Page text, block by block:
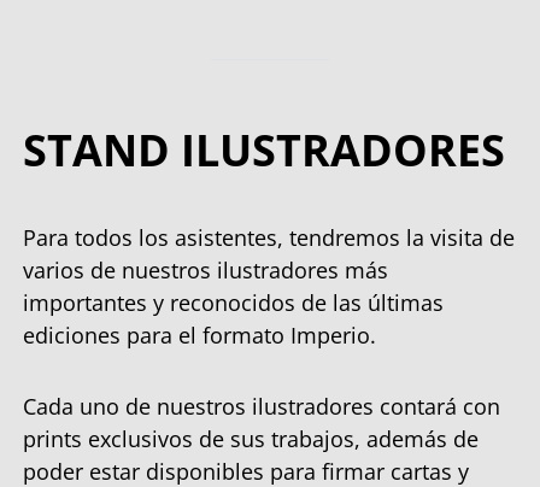
STAND ILUSTRADORES
Para todos los asistentes, tendremos la visita de
varios de nuestros ilustradores más
importantes y reconocidos de las últimas
ediciones para el formato Imperio.
Cada uno de nuestros ilustradores contará con
prints exclusivos de sus trabajos, además de
poder estar disponibles para firmar cartas y